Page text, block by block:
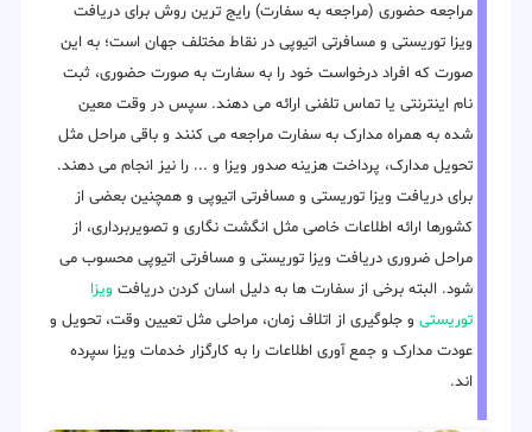
مراجعه حضوری (مراجعه به سفارت) رایج ترین روش برای دریافت
ویزا توریستی و مسافرتی اتیوپی در نقاط مختلف جهان است؛ به این
صورت که افراد درخواست خود را به سفارت به صورت حضوری، ثبت
نام اینترنتی یا تماس تلفنی ارائه می دهند. سپس در وقت معین
شده به همراه مدارک به سفارت مراجعه می کنند و باقی مراحل مثل
تحویل مدارک، پرداخت هزینه صدور ویزا و ... را نیز انجام می دهند.
برای دریافت ویزا توریستی و مسافرتی اتیوپی و همچنین بعضی از
کشورها ارائه اطلاعات خاصی مثل انگشت نگاری و تصویربرداری، از
مراحل ضروری دریافت ویزا توریستی و مسافرتی اتیوپی محسوب می
شود. البته برخی از سفارت ها به دلیل اسان کردن دریافت ویزا
توریستی و جلوگیری از اتلاف زمان، مراحلی مثل تعیین وقت، تحویل و
عودت مدارک و جمع آوری اطلاعات را به کارگزار خدمات ویزا سپرده
اند.